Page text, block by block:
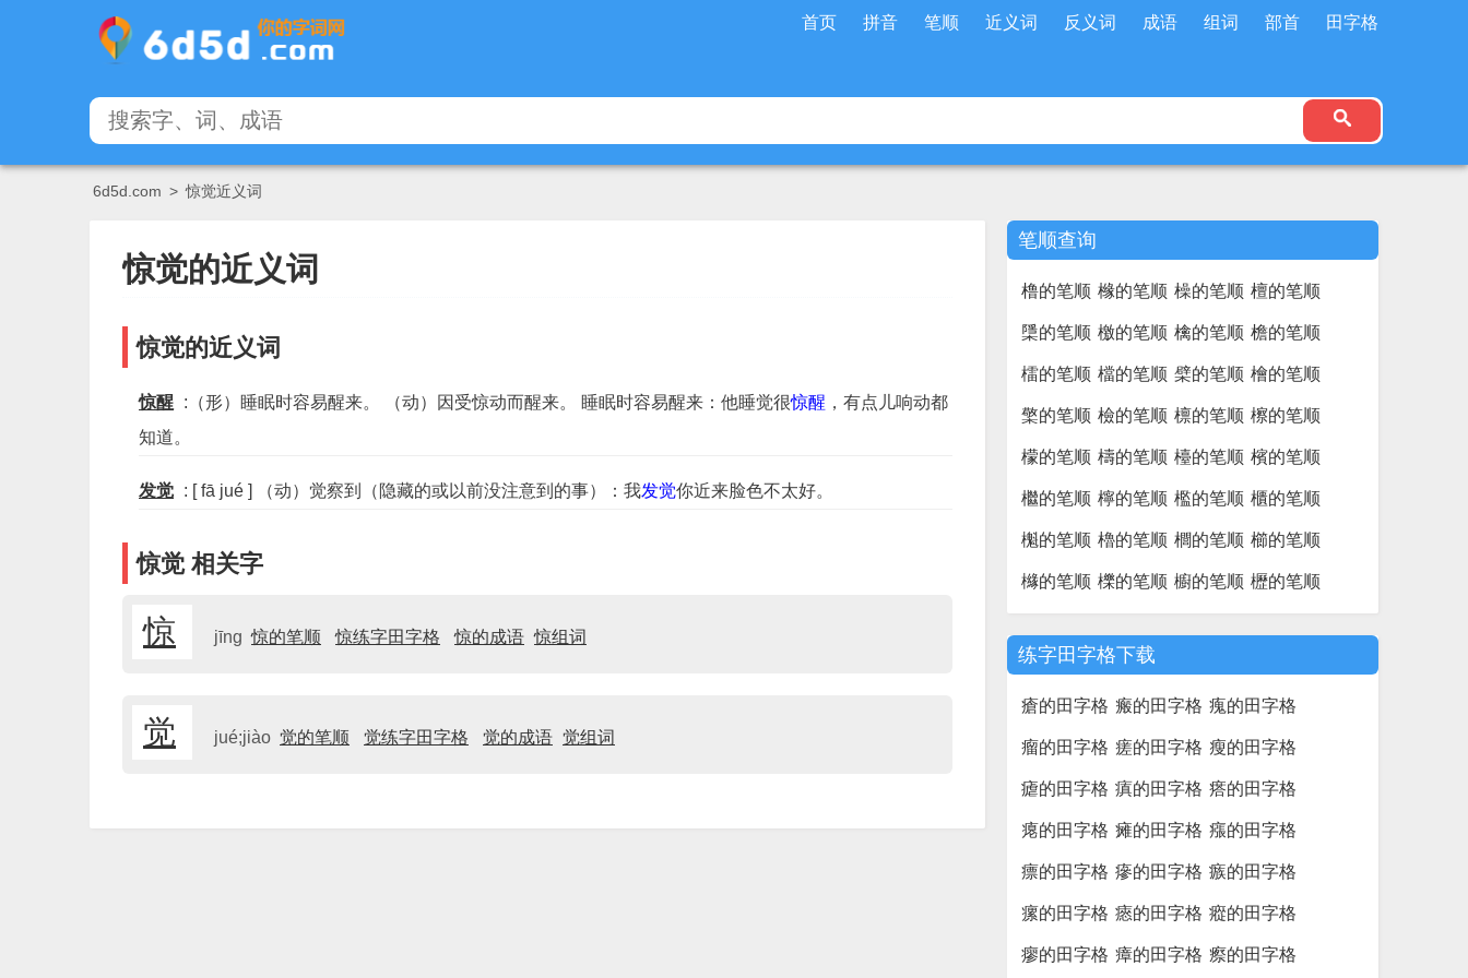
首页 拼音 笔顺 近义词 反义词 成语 组词 部首 田字格
6d5d.com > 惊觉近义词
惊觉的近义词
惊觉的近义词
惊醒 :（形）睡眠时容易醒来。 （动）因受惊动而醒来。 睡眠时容易醒来：他睡觉很惊醒 ，有点儿响动都
知道。
发觉 : [ fā jué ] （动）觉察到（隐藏的或以前没注意到的事）：我发觉你近来脸色不太好。
惊觉 相关字
惊 jīng惊的笔顺 惊练字田字格 惊的成语 惊组词
觉 jué;jiào 觉的笔顺 觉练字田字格 觉的成语 觉组词
笔顺查询
橹的笔顺 橼的笔顺 橾的笔顺 檀的笔顺
檃的笔顺 檄的笔顺 檎的笔顺 檐的笔顺
檑的笔顺 檔的笔顺 檗的笔顺 檜的笔顺
檠的笔顺 檢的笔顺 檩的笔顺 檫的笔顺
檬的笔顺 檮的笔顺 檯的笔顺 檳的笔顺
檵的笔顺 檸的笔顺 檻的笔顺 櫃的笔顺
櫆的笔顺 櫓的笔顺 櫚的笔顺 櫛的笔顺
櫞的笔顺 櫟的笔顺 櫥的笔顺 櫪的笔顺
练字田字格下载
瘡的田字格 瘢的田字格 瘣的田字格
瘤的田字格 瘥的田字格 瘦的田字格
瘧的田字格 瘨的田字格 瘩的田字格
瘪的田字格 瘫的田字格 瘬的田字格
瘭的田字格 瘮的田字格 瘯的田字格
瘰的田字格 瘱的田字格 瘲的田字格
瘳的田字格 瘴的田字格 瘵的田字格